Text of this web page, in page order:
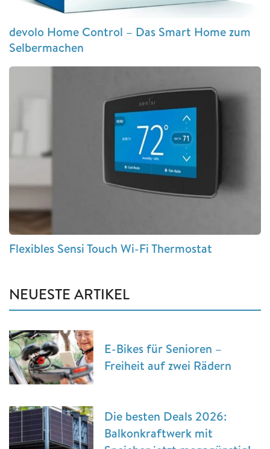
devolo Home Control – Das Smart Home zum
Selbermachen
Flexibles Sensi Touch Wi-Fi Thermostat
NEUESTE ARTIKEL
E-Bikes für Senioren –
Freiheit auf zwei Rädern
Die besten Deals 2026:
Balkonkraftwerk mit